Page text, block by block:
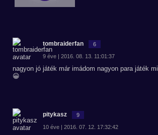
tombraiderfan 6
9 éve | 2016. 08. 13. 11:01:37
nagyon jó játék már imádom nagyon para játék
😀
pitykasz 9
10 éve | 2016. 07. 12. 17:32:42